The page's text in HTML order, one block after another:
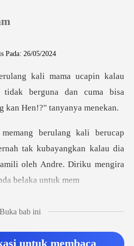
0
Pada: 26/05/2024
lau
berguna dan cuma bisa
tak kubayangkan kalau dia
o
Buka bab ini
untuk membaca